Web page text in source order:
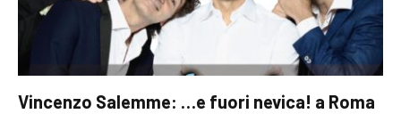
Vincenzo Salemme: …e fuori nevica! a Roma